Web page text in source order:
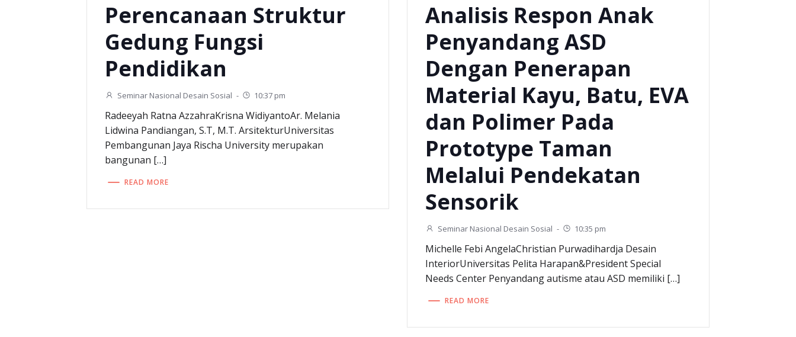
Perencanaan Struktur
Gedung Fungsi
Pendidikan
Seminar Nasional Desain Sosial - 10:37 pm
Radeeyah Ratna AzzahraKrisna WidiyantoAr. Melania
Lidwina Pandiangan, S.T, M.T. ArsitekturUniversitas
Pembangunan Jaya Rischa University merupakan
bangunan […]
READ MORE
Analisis Respon Anak
Penyandang ASD
Dengan Penerapan
Material Kayu, Batu, EVA
dan Polimer Pada
Prototype Taman
Melalui Pendekatan
Sensorik
Seminar Nasional Desain Sosial - 10:35 pm
Michelle Febi AngelaChristian Purwadihardja Desain
InteriorUniversitas Pelita Harapan&President Special
Needs Center Penyandang autisme atau ASD memiliki […]
READ MORE